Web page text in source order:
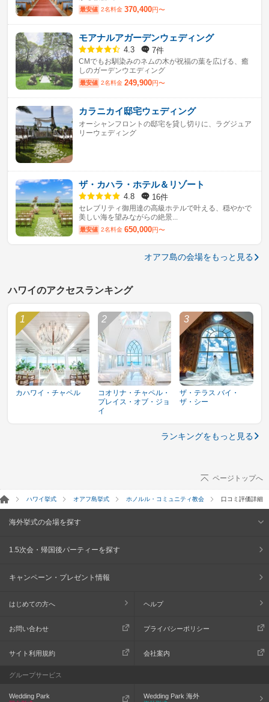
最安値 2名料金 370,400円〜
モアナルアガーデンウェディング
4.3 7件
CMでもお馴染みのネムの木が祝福の葉を広げる、癒
しのガーデンウエディング
最安値 2名料金 249,900円〜
カラニカイ邸宅ウェディング
オーシャンフロントの邸宅を貸し切りに、ラグジュア
リーウェディング
ザ・カハラ・ホテル＆リゾート
4.8 16件
セレブリティ御用達の高級ホテルで叶える、穏やかで
美しい海を望みながらの絶景...
最安値 2名料金 650,000円〜
オアフ島の会場をもっと見る
ハワイのアクセスランキング
カハワイ・チャペル
コオリナ・チャペル・
プレイス・オブ・ジョ
イ
ザ・テラス バイ・
ザ・シー
ランキングをもっと見る
ページトップへ
ハワイ挙式 オアフ島挙式 ホノルル・コミュニティ教会 口コミ評価詳細
海外挙式の会場を探す
1.5次会・帰国後パーティーを探す
キャンペーン・プレゼント情報
はじめての方へ ヘルプ
お問い合わせ プライバシーポリシー
サイト利用規約 会社案内
グループサービス
Wedding Park Wedding Park 海外